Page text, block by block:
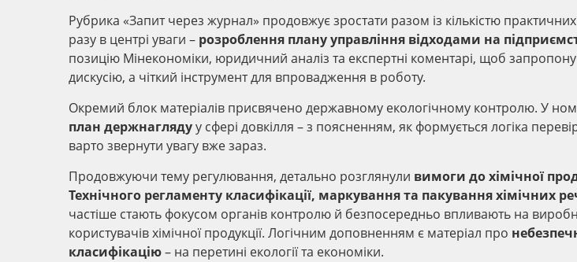
Рубрика «Запит через журнал» продовжує зростати разом із кількістю
разу в центрі уваги – розроблення плану управління відходами на
позицію Мінекономіки, юридичний аналіз та експертні коментарі, щоб
дискусію, а чіткий інструмент для впровадження в роботу.
Окремий блок матеріалів присвячено державному екологічному контролю. У
план держнаглядуу сфері довкілля – з поясненням, як формується логіка
варто звернути увагу вже зараз.
Продовжуючи тему регулювання, детально розглянули вимоги до хімічної
Технічного регламенту класифікації, маркування та пакування хімічних
частіше стають фокусом органів контролю й безпосередньо впливають на
користувачів хімічної продукції. Логічним доповненням є матеріал про
класифікацію– на перетині екології та економіки.